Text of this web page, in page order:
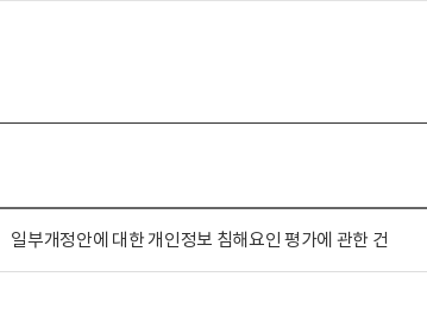
일부개정안에 대한 개인정보 침해요인 평가에 관한 건